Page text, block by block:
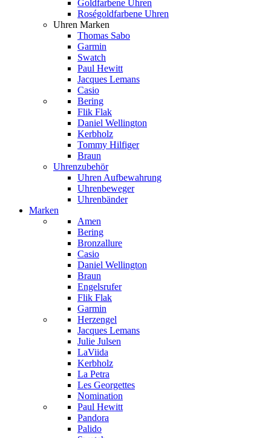
Goldfarbene Uhren
Roségoldfarbene Uhren
Uhren Marken
Thomas Sabo
Garmin
Swatch
Paul Hewitt
Jacques Lemans
Casio
Bering
Flik Flak
Daniel Wellington
Kerbholz
Tommy Hilfiger
Braun
Uhrenzubehör
Uhren Aufbewahrung
Uhrenbeweger
Uhrenbänder
Marken
Amen
Bering
Bronzallure
Casio
Daniel Wellington
Braun
Engelsrufer
Flik Flak
Garmin
Herzengel
Jacques Lemans
Julie Julsen
LaViida
Kerbholz
La Petra
Les Georgettes
Nomination
Paul Hewitt
Pandora
Palido